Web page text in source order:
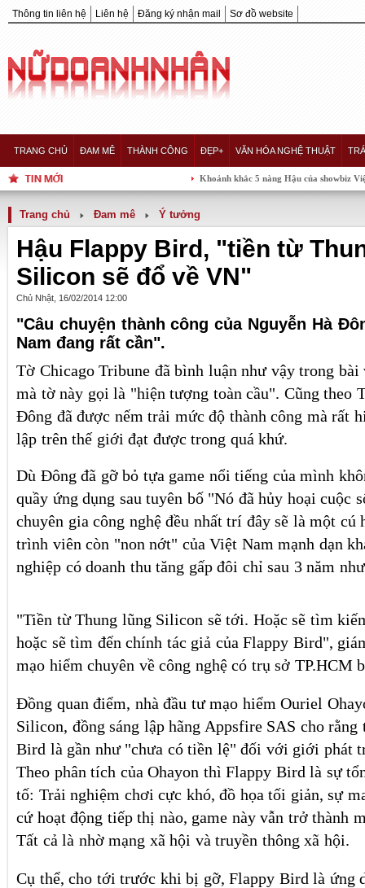
Thông tin liên hệ Liên hệ Đăng ký nhận mail Sơ đồ website
TRANG CHỦ ĐAM MÊ THÀNH CÔNG ĐẸP+ VĂN HÓA NGHỆ THUẬT
Khoảnh khắc 5 nàng Hậu của showbiz Việt "hội
Trang chủ Đam mê Ý tưởng
Hậu Flappy Bird, "tiền từ
Silicon sẽ đổ về VN"
Chủ Nhật, 16/02/2014 12:00
"Câu chuyện thành công của Nguyễn Hà
Nam đang rất cần".
Tờ Chicago Tribune đã bình luận như vậy trong
mà tờ này gọi là "hiện tượng toàn cầu". Cũng theo
Đông đã được nếm trải mức độ thành công mà rất
lập trên thế giới đạt được trong quá khứ.
Dù Đông đã gỡ bỏ tựa game nổi tiếng của mình
quầy ứng dụng sau tuyên bố "Nó đã hủy hoại cuộc
chuyên gia công nghệ đều nhất trí đây sẽ là một cú
trình viên còn "non nớt" của Việt Nam mạnh dạn
nghiệp có doanh thu tăng gấp đôi chỉ sau 3 năm
"Tiền từ Thung lũng Silicon sẽ tới. Hoặc sẽ tìm
hoặc sẽ tìm đến chính tác giả của Flappy Bird",
mạo hiểm chuyên về công nghệ có trụ sở TP.HCM
Đồng quan điểm, nhà đầu tư mạo hiểm Ouriel
Silicon, đồng sáng lập hãng Appsfire SAS cho rằng
Bird là gần như "chưa có tiền lệ" đối với giới phát
Theo phân tích của Ohayon thì Flappy Bird là sự
tố: Trải nghiệm chơi cực khó, đồ họa tối giản, sự
cứ hoạt động tiếp thị nào, game này vẫn trở thành
Tất cả là nhờ mạng xã hội và truyền thông xã hội.
Cụ thể, cho tới trước khi bị gỡ, Flappy Bird là ứng